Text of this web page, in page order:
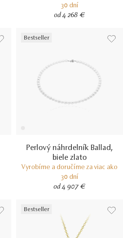
30 dní
od 4 268 €
Bestseller
Perlový náhrdelník Ballad,
biele zlato
Vyrobíme a doručíme za viac ako
30 dní
od 4 907 €
Bestseller